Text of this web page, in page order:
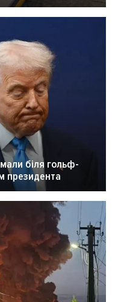
біля гольф-
президента